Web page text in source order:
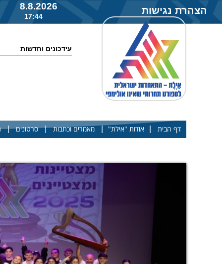
8.8.2026
17:44
הצהרת נגישות
עידכונים וחדשות
דף הבית אודות "אילת" מאמרים וכתבות | סרטונים |